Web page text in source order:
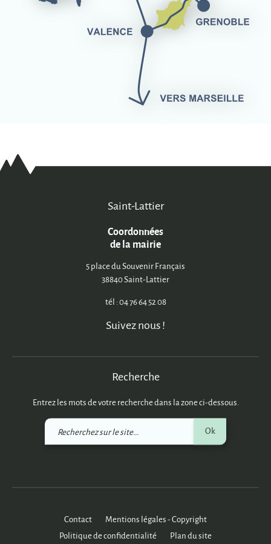
Saint-Lattier
Coordonnées
de la mairie
5 place du Souvenir Français
38840 Saint-Lattier
tél : 04 76 64 52 08
Suivez nous !
Recherche
Entrez les mots de votre recherche dans la zone ci-dessous.
Recherchez
Ok
Contact
Mentions légales - Copyright
Politique de confidentialité
Plan du site